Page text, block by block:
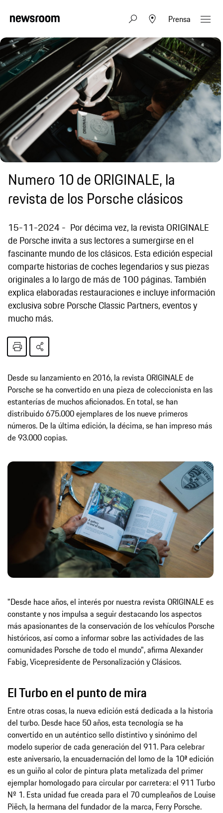
Prensa
Numero 10 de ORIGINALE, la
revista de los Porsche clásicos
15-11-2024
Por décima vez, la revista ORIGINALE
de Porsche invita a sus lectores a sumergirse en el
fascinante mundo de los clásicos. Esta edición especial
comparte historias de coches legendarios y sus piezas
originales a lo largo de más de 100 páginas. También
explica elaboradas restauraciones e incluye información
exclusiva sobre Porsche Classic Partners, eventos y
mucho más.
Desde su lanzamiento en 2016, la revista ORIGINALE de
Porsche se ha convertido en una pieza de coleccionista en las
estanterías de muchos aficionados. En total, se han
distribuido 675.000 ejemplares de los nueve primeros
números. De la última edición, la décima, se han impreso más
de 93.000 copias.
"Desde hace años, el interés por nuestra revista ORIGINALE es
constante y nos impulsa a seguir destacando los aspectos
más apasionantes de la conservación de los vehículos Porsche
históricos, así como a informar sobre las actividades de las
comunidades Porsche de todo el mundo", afirma Alexander
Fabig, Vicepresidente de Personalización y Clásicos.
El Turbo en el punto de mira
Entre otras cosas, la nueva edición está dedicada a la historia
del turbo. Desde hace 50 años, esta tecnología se ha
convertido en un auténtico sello distintivo y sinónimo del
modelo superior de cada generación del 911. Para celebrar
este aniversario, la encuadernación del lomo de la 10ª edición
es un guiño al color de pintura plata metalizada del primer
ejemplar homologado para circular por carretera: el 911 Turbo
Nº 1. Esta unidad fue creada para el 70 cumpleaños de Louise
Piëch, la hermana del fundador de la marca, Ferry Porsche.